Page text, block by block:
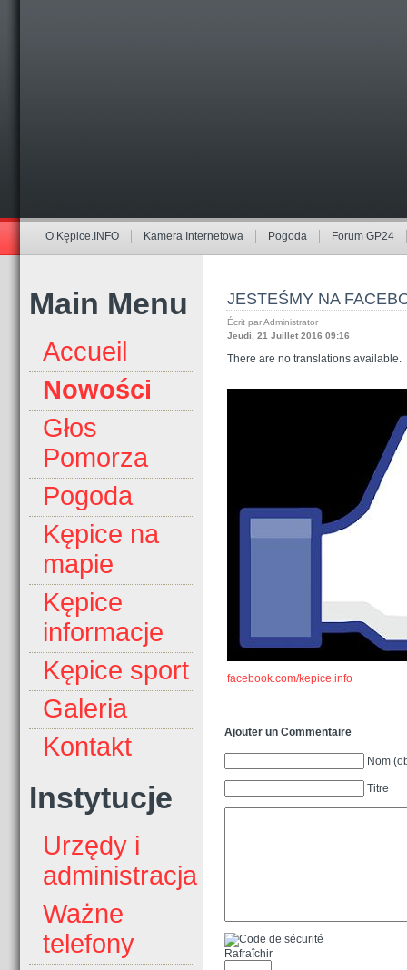
O Kępice.INFO Kamera Internetowa Pogoda Forum GP24
Main Menu
Accueil
Nowości
Głos
Pomorza
Pogoda
Kępice na
mapie
Kępice
informacje
Kępice sport
Galeria
Kontakt
Instytucje
Urzędy i
administracja
Ważne
telefony
JESTEŚMY NA
Écrit par Administrator
Jeudi, 21 Juillet 2016 09:16
There are no translations available.
facebook.com/kepice.info
Ajouter un Commentaire
Nom
Titre
Rafraîchir